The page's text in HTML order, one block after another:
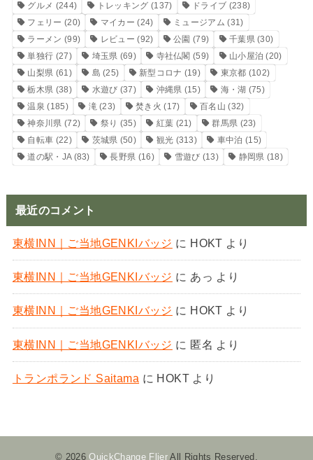
グルメ (244) トレッキング (137) ドライブ (238)
フェリー (20) マイカー (24) ミュージアム (31)
ラーメン (99) レビュー (92) 公園 (79) 千葉県(30)
単独行 (27) 埼玉県 (69) 寺社仏閣 (59) 山小屋泊 (20)
山梨県 (61) 島 (25) 新型コロナ (19) 東京都 (102)
栃木県 (38) 水遊び (37) 沖縄県 (15) 海・湖 (75)
温泉 (185) 滝(23) 焚き火 (17) 百名山 (32)
神奈川県 (72) 祭り (35) 紅葉 (21) 群馬県 (23)
自転車 (22) 茨城県 (50) 観光 (313) 車中泊 (15)
道の駅・JA(83) 長野県 (16) 雪遊び (13) 静岡県 (18)
最近のコメント
東横INN｜ご当地GENKIバッジ に HOKT より
東横INN｜ご当地GENKIバッジ に あっ より
東横INN｜ご当地GENKIバッジ に HOKT より
東横INN｜ご当地GENKIバッジ に 匿名 より
トランポランド Saitama に HOKT より
© 2026QuickChange Flier All Rights Reserved.